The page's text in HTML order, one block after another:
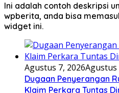
Ini adalah contoh deskripsi
wpberita, anda bisa
widget ini.
Agustus 7, 2026Agustus
Dugaan Penyerangan
Klaim Perkara Tuntas